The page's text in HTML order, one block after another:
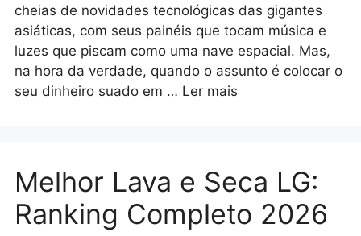
cheias de novidades tecnológicas das gigantes
asiáticas, com seus painéis que tocam música e
luzes que piscam como uma nave espacial. Mas,
na hora da verdade, quando o assunto é colocar o
seu dinheiro suado em … Ler mais
Melhor Lava e Seca LG:
Ranking Completo 2026